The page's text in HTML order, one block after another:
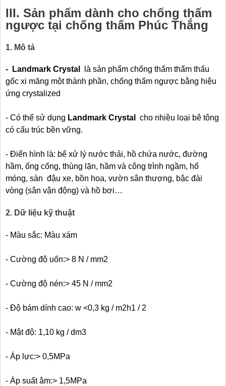
III. Sản phấm dành cho chống thấm
ngược tại chống thấm Phúc Thắng
1. Mô tả
- Landmark Crystal
là sản phẩm chống thấm thẩm thấu
gốc xi măng một thành phần, chống thấm ngược bằng hiệu
ứng crystalized
- Có thể sử dụng Landmark Crystal
cho nhiều loại bê tông
có cấu trúc bền vững.
- Điển hình là: bể xử lý nước thải, hồ chứa nước, đường
hầm, ống cống, thùng lặn, hầm và công trình ngầm, hố
móng, sàn đậu xe, bồn hoa, vườn sân thượng, bậc đài
vòng (sân vận động) và hồ bơi…
2. Dữ liệu kỹ thuật
- Màu sắc: Màu xám
- Cường độ uốn:> 8 N / mm2
- Cường độ nén:> 45 N / mm2
- Độ bám dính cao: w <0,3 kg / m2h1 / 2
- Mật độ: 1,10 kg / dm3
- Áp lực:> 0,5MPa
- Áp suất âm:> 1,5MPa